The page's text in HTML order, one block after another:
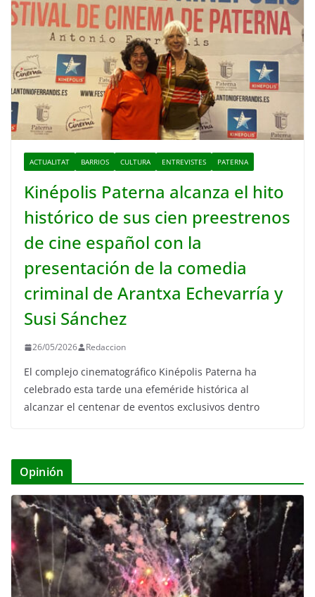
ACTUALITAT BARRIOS CULTURA ENTREVISTES PATERNA
Kinépolis Paterna alcanza el hito
histórico de sus cien preestrenos
de cine español con la
presentación de la comedia
criminal de Arantxa Echevarría y
Susi Sánchez
26/05/2026 Redaccion
El complejo cinematográfico Kinépolis Paterna ha
celebrado esta tarde una efeméride histórica al
alcanzar el centenar de eventos exclusivos dentro
Opinión